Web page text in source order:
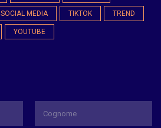
SOCIAL MEDIA TIKTOK TREND
YOUTUBE